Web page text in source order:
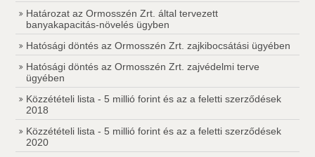
Határozat az Ormosszén Zrt. által tervezett
banyakapacitás-növelés ügyben
Hatósági döntés az Ormosszén Zrt. zajkibocsátási ügyében
Hatósági döntés az Ormosszén Zrt. zajvédelmi terve
ügyében
Közzétételi lista - 5 millió forint és az a feletti szerződések
2018
Közzétételi lista - 5 millió forint és az a feletti szerződések
2020